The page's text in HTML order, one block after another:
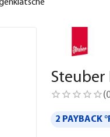
Steuber
(
2 PAYBACK